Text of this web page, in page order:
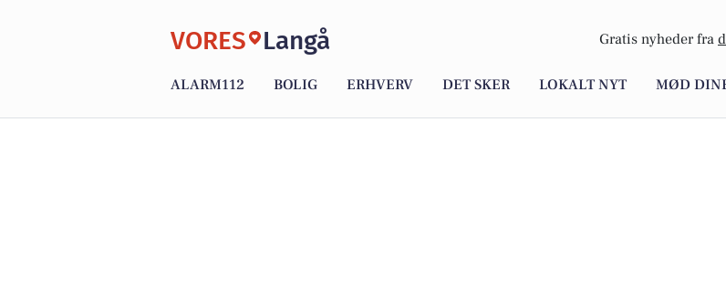
VORES Langå Gratis nyheder fra
ALARM112 BOLIG ERHVERV DET SKER LOKALT NYT MØD